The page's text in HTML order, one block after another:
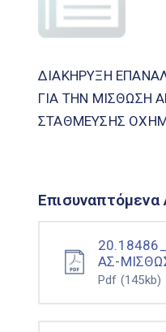
ΔΙΑΚΗΡΥΞΗ
ΓΙΑ ΤΗΝ ΜΙΣΘΩΣΗ
ΣΤΑΘΜΕΥΣΗΣ
Επισυναπτόμενα
ΑΣ-
Pdf (145kb)